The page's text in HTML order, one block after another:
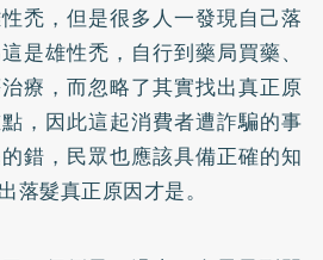
禿，但是很多人一發現自己落
是雄性禿，自行到藥局買藥、
療，而忽略了其實找出真正原
，因此這起消費者遭詐騙的事
錯，民眾也應該具備正確的知
落髮真正原因才是。